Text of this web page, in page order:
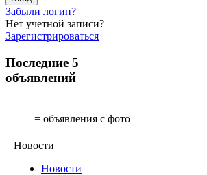
Забыли логин?
Нет учетной записи?
Зарегистрироваться
Последние 5
объявлений
= объявления с фото
Новости
Новости